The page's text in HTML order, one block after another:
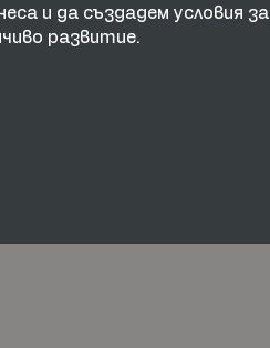
и да създадем условия за
развитие.